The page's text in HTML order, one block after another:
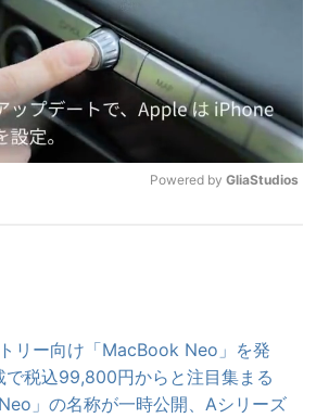
Powered by GliaStudios
リー向け「MacBook Neo」を発
税込99,800円からと注目集まる
」の名称が一時公開、Aシリーズ